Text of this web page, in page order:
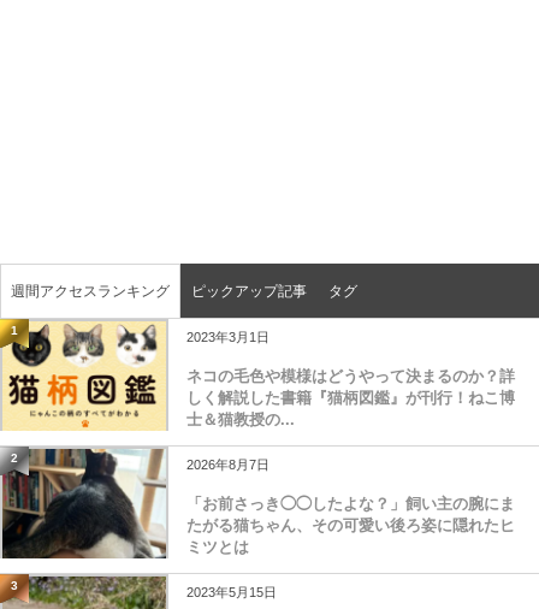
週間アクセスランキング ピックアップ記事 タグ
1 2023年3月1日
ネコの毛色や模様はどうやって決まるのか？詳
しく解説した書籍『猫柄図鑑』が刊行！ねこ博
士＆猫教授の...
2 2026年8月7日
「お前さっき◯◯したよな？」飼い主の腕にま
たがる猫ちゃん、その可愛い後ろ姿に隠れたヒ
ミツとは
3 2023年5月15日